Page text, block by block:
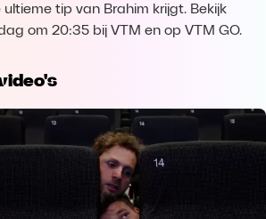
tip van Brahim krijgt. Bekijk
om 20:35 bij VTM en op VTM GO.